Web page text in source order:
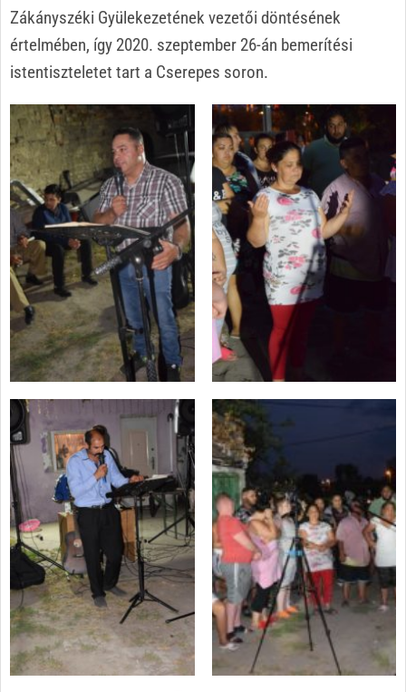
Zákányszéki Gyülekezetének vezetői döntésének
értelmében, így 2020. szeptember 26-án bemerítési
istentiszteletet tart a Cserepes soron.